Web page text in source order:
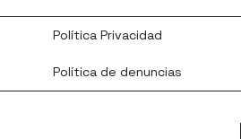
Política Privacidad
Política de denuncias